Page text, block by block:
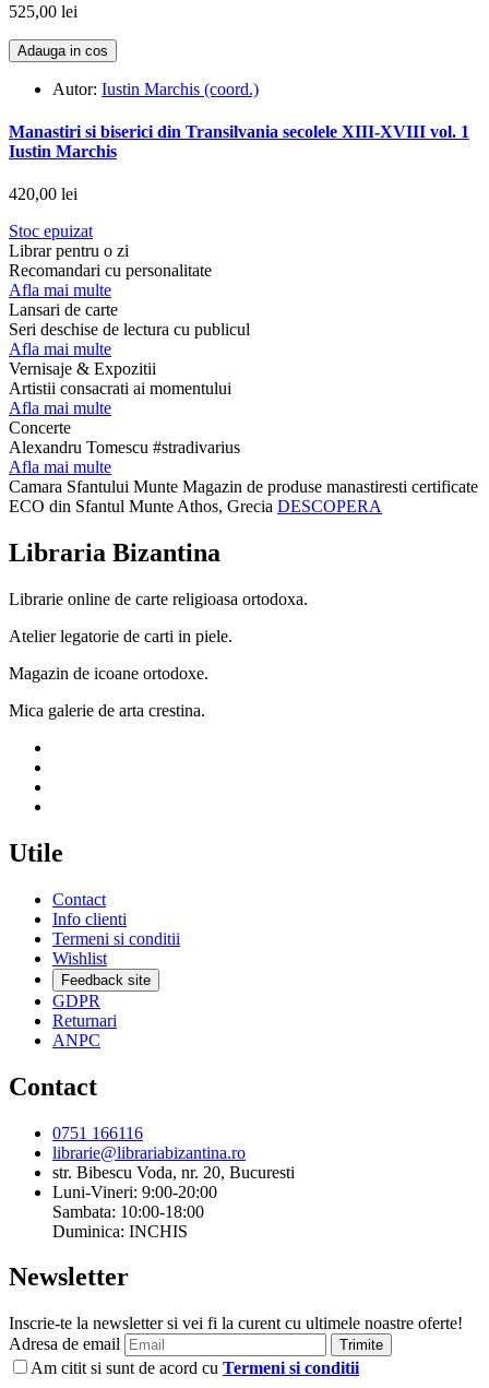
525,00 lei
Adauga in cos
Autor: Iustin Marchis (coord.)
Manastiri si biserici din Transilvania secolele XIII-XVIII vol. 1
Iustin Marchis
420,00 lei
Stoc epuizat
Librar pentru o zi
Recomandari cu personalitate
Afla mai multe
Lansari de carte
Seri deschise de lectura cu publicul
Afla mai multe
Vernisaje & Expozitii
Artistii consacrati ai momentului
Afla mai multe
Concerte
Alexandru Tomescu #stradivarius
Afla mai multe
Camara Sfantului Munte Magazin de produse manastiresti certificate
ECO din Sfantul Munte Athos, Grecia DESCOPERA
Libraria Bizantina
Librarie online de carte religioasa ortodoxa.
Atelier legatorie de carti in piele.
Magazin de icoane ortodoxe.
Mica galerie de arta crestina.
Utile
Contact
Info clienti
Termeni si conditii
Wishlist
Feedback site
GDPR
Returnari
ANPC
Contact
0751 166116
librarie@librariabizantina.ro
str. Bibescu Voda, nr. 20, Bucuresti
Luni-Vineri: 9:00-20:00
Sambata: 10:00-18:00
Duminica: INCHIS
Newsletter
Inscrie-te la newsletter si vei fi la curent cu ultimele noastre oferte!
Adresa de email
Trimite
Am citit si sunt de acord cu Termeni si conditii